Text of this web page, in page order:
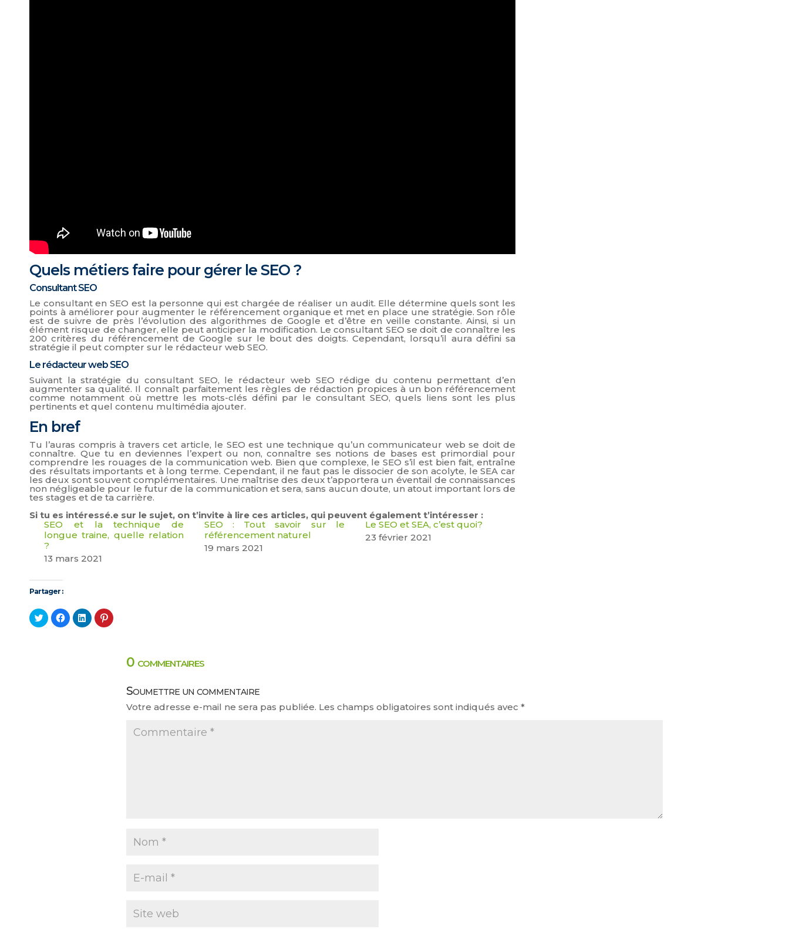
Quels métiers faire pour gérer le SEO ?
Consultant SEO
Le consultant en SEO est la personne qui est chargée de réaliser un audit. Elle détermine quels sont les
points à améliorer pour augmenter le référencement organique et met en place une stratégie. Son rôle
est de suivre de près l’évolution des algorithmes de Google et d’être en veille constante. Ainsi, si un
élément risque de changer, elle peut anticiper la modification. Le consultant SEO se doit de connaître les
200 critères du référencement de Google sur le bout des doigts. Cependant, lorsqu’il aura défini sa
stratégie il peut compter sur le rédacteur web SEO.
Le rédacteur web SEO
Suivant la stratégie du consultant SEO, le rédacteur web SEO rédige du contenu permettant d’en
augmenter sa qualité. Il connaît parfaitement les règles de rédaction propices à un bon référencement
comme notamment où mettre les mots-clés défini par le consultant SEO, quels liens sont les plus
pertinents et quel contenu multimédia ajouter.
En bref
Tu l’auras compris à travers cet article, le SEO est une technique qu’un communicateur web se doit de
connaître. Que tu en deviennes l’expert ou non, connaître ses notions de bases est primordial pour
comprendre les rouages de la communication web. Bien que complexe, le SEO s’il est bien fait, entraîne
des résultats importants et à long terme. Cependant, il ne faut pas le dissocier de son acolyte, le SEA car
les deux sont souvent complémentaires. Une maîtrise des deux t’apportera un éventail de connaissances
non négligeable pour le futur de la communication et sera, sans aucun doute, un atout important lors de
tes stages et de ta carrière.
Si tu es intéressé.e sur le sujet, on t’invite à lire ces articles, qui peuvent également t’intéresser :
SEO et la technique de
longue traine, quelle relation
?
13 mars 2021
SEO : Tout savoir sur le
référencement naturel
19 mars 2021
Le SEO et SEA, c’est quoi?
23 février 2021
Partager :
Cliquez
pour
partager
Cliquez
pour
partager
Cliquez
pour
partager
Cliquez
pour
nouvelle0 commentaires
Soumettre un commentaire
Votre adresse e-mail ne sera pas publiée. Les champs obligatoires sont indiqués avec*